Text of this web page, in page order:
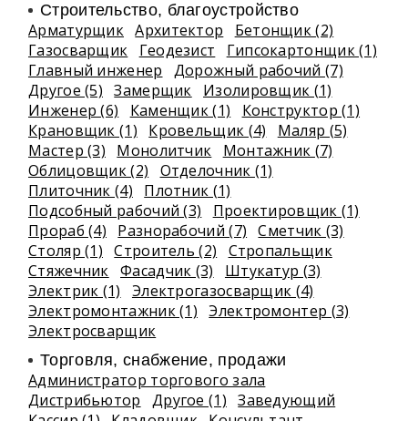
Строительство, благоустройство
Арматурщик Архитектор
Бетонщик (2)
Газосварщик
Геодезист
Гипсокартонщик (1)
Главный инженер
Дорожный рабочий (7)
Другое (5)
Замерщик
Изолировщик (1)
Инженер (6)
Каменщик (1)
Конструктор (1)
Крановщик (1)
Кровельщик (4)
Маляр (5)
Мастер (3)
Монолитчик
Монтажник (7)
Облицовщик (2)
Отделочник (1)
Плиточник (4)
Плотник (1)
Подсобный рабочий (3)
Проектировщик (1)
Прораб (4)
Разнорабочий (7)
Сметчик (3)
Столяр (1)
Строитель (2)
Стропальщик
Стяжечник Фасадчик (3)
Штукатур (3)
Электрик (1)
Электрогазосварщик (4)
Электромонтажник (1)
Электромонтер (3)
Электросварщик
Торговля, снабжение, продажи
Администратор торгового зала
Дистрибьютор
Другое (1)
Заведующий